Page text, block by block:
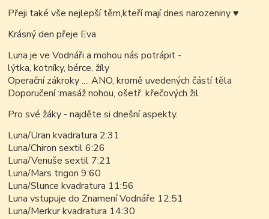
Přeji také vše nejlepší těm,kteří mají dnes narozeniny♥
Krásný den přeje Eva
Luna je ve Vodnáři a mohou nás potrápit -
lýtka, kotníky, bérce, žíly
Operační zákroky .... ANO, kromě uvedených částí těla
Doporučení :masáž nohou, ošetř. křečových žil
Pro své žáky - najděte si dnešní aspekty.
Luna/Uran kvadratura 2:31
Luna/Chiron sextil 6:26
Luna/Venuše sextil 7:21
Luna/Mars trigon 9:60
Luna/Slunce kvadratura 11:56
Luna vstupuje do Znamení Vodnáře 12:51
Luna/Merkur kvadratura 14:30